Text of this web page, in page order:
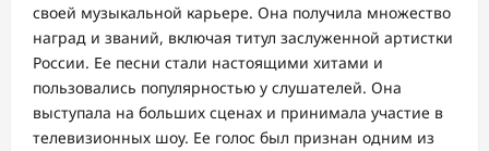
своей музыкальной карьере. Она получила множество
наград и званий, включая титул заслуженной артистки
России. Ее песни стали настоящими хитами и
пользовались популярностью у слушателей. Она
выступала на больших сценах и принимала участие в
телевизионных шоу. Ее голос был признан одним из